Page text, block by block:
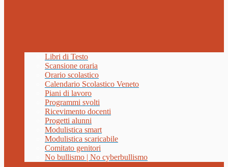
Libri di Testo
Scansione oraria
Orario scolastico
Calendario Scolastico Veneto
Piani di lavoro
Programmi svolti
Ricevimento docenti
Progetti alunni
Modulistica smart
Modulistica scaricabile
Comitato genitori
No bullismo | No cyberbullismo